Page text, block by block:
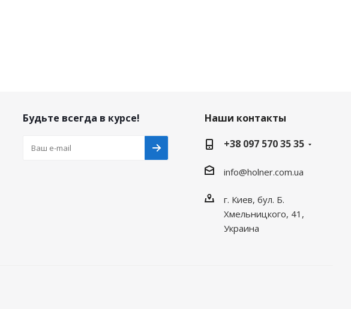
Будьте всегда в курсе!
Наши контакты
+38 097 570 35 35
info@holner.com.ua
г. Киев, бул. Б.
Хмельницкого, 41,
Украина